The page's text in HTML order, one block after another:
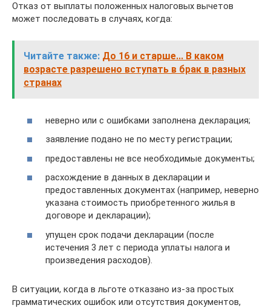
Отказ от выплаты положенных налоговых вычетов
может последовать в случаях, когда:
Читайте также: До 16 и старше... В каком
возрасте разрешено вступать в брак в разных
странах
неверно или с ошибками заполнена декларация;
заявление подано не по месту регистрации;
предоставлены не все необходимые документы;
расхождение в данных в декларации и
предоставленных документах (например, неверно
указана стоимость приобретенного жилья в
договоре и декларации);
упущен срок подачи декларации (после
истечения 3 лет с периода уплаты налога и
произведения расходов).
В ситуации, когда в льготе отказано из-за простых
грамматических ошибок или отсутствия документов,